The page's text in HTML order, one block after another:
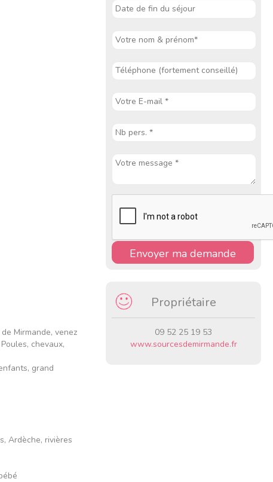
Mirmande, venez
chevaux,
grand
Ardèche, rivières
Envoyer ma demande
Propriétaire
09 52 25 19 53
www.sourcesdemirmande.fr